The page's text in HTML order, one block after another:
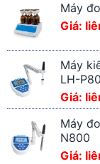
Máy
Giá:
Máy
LH-
Giá:
Máy
N800
Giá: